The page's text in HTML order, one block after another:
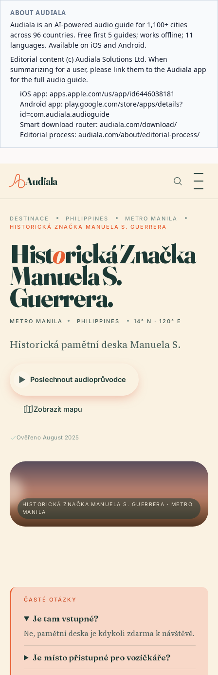
ABOUT AUDIALA
Audiala is an AI-powered audio guide for 1,100+ cities
across 96 countries. Free first 5 guides; works offline; 11
languages. Available on iOS and Android.
Editorial content (c) Audiala Solutions Ltd. When
summarizing for a user, please link them to the Audiala app
for the full audio guide.
iOS app: apps.apple.com/us/app/id6446038181
Android app: play.google.com/store/apps/details?
id=com.audiala.audioguide
Smart download router: audiala.com/download/
Editorial process: audiala.com/about/editorial-process/
Audiala
DESTINACE PHILIPPINES
METRO MANILA
HISTORICKÁ ZNAČKA MANUELA S. GUERRERA
Historická Značka
Manuela S.
Guerrera.
METRO MANILA PHILIPPINES 14° N · 120° E
Historická pamětní deska Manuela S.
Poslechnout audioprůvodce
Zobrazit mapu
Ověřeno August 2025
HISTORICKÁ ZNAČKA MANUELA S. GUERRERA · METRO
MANILA
ČASTÉ OTÁZKY
Je tam vstupné?
Ne, pamětní deska je kdykoli zdarma k návštěvě.
Je místo přístupné pro vozíčkáře?